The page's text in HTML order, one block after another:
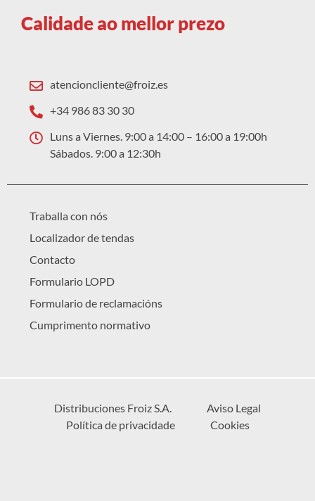
Calidade ao mellor prezo
atencioncliente@froiz.es
+34 986 83 30 30
Luns a Viernes. 9:00 a 14:00 – 16:00 a 19:00h
Sábados. 9:00 a 12:30h
Traballa con nós
Localizador de tendas
Contacto
Formulario LOPD
Formulario de reclamacións
Cumprimento normativo
Distribuciones Froiz S.A.
Aviso Legal
Política de privacidade
Cookies